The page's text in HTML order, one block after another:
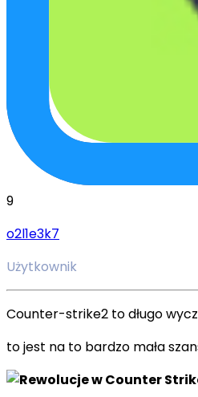
9
o2l1e3k7
Użytkownik
Counter-strike2 to długo
to jest na to